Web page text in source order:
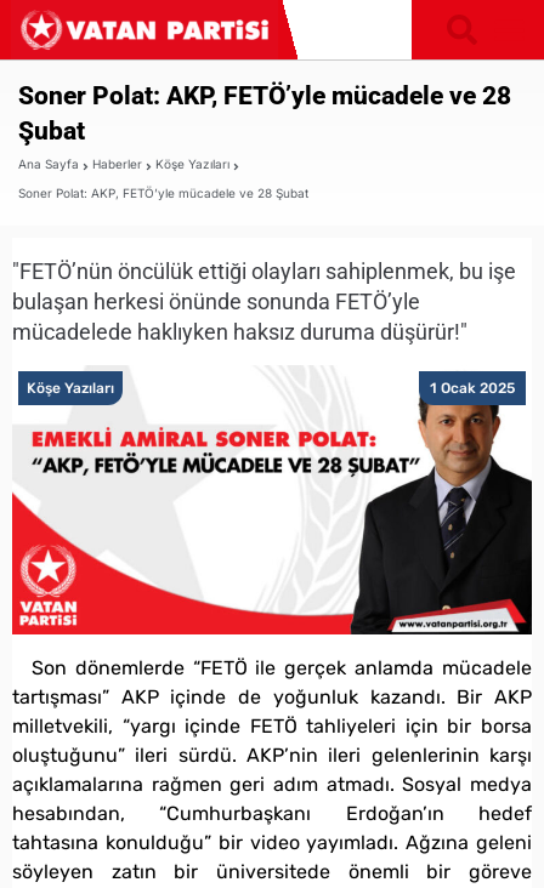
Soner Polat: AKP, FETÖ’yle mücadele ve 28
Şubat
Ana Sayfa Haberler
Köşe Yazıları
Soner Polat: AKP, FETÖ’yle mücadele ve 28 Şubat
"FETÖ’nün öncülük ettiği olayları sahiplenmek, bu işe
bulaşan herkesi önünde sonunda FETÖ’yle
mücadelede haklıyken haksız duruma düşürür!"
1 Ocak 2025
Köşe Yazıları
Son dönemlerde “FETÖ ile gerçek anlamda mücadele
tartışması” AKP içinde de yoğunluk kazandı. Bir AKP
milletvekili, “yargı içinde FETÖ tahliyeleri için bir borsa
oluştuğunu” ileri sürdü. AKP’nin ileri gelenlerinin karşı
açıklamalarına rağmen geri adım atmadı. Sosyal medya
hesabından, “Cumhurbaşkanı Erdoğan’ın hedef
tahtasına konulduğu” bir video yayımladı. Ağzına geleni
söyleyen zatın bir üniversitede önemli bir göreve